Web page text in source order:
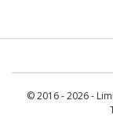
© 2016 - 2026 -